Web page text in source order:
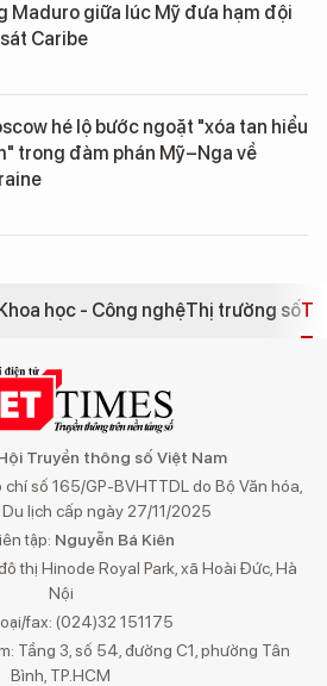
Maduro giữa lúc Mỹ đưa hạm đội
Caribe
hé lộ bước ngoặt "xóa tan hiểu
trong đàm phán Mỹ–Nga về
Khoa học - Công nghệThị trường số
Truyền thông số Việt Nam
số 165/GP-BVHTTDL do Bộ Văn hóa,
lịch cấp ngày 27/11/2025
tập: Nguyễn Bá Kiên
thị Hinode Royal Park, xã Hoài Đức, Hà
Nội
fax: (024)32 151175
Tầng 3, số 54, đường C1, phường Tân
Bình, TP.HCM